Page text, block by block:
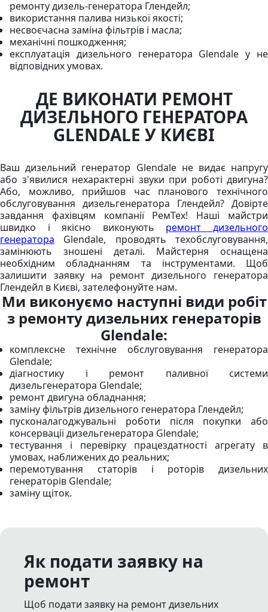
ремонту дизель-генератора Глендейл;
використання палива низької якості;
несвоєчасна заміна фільтрів і масла;
механічні пошкодження;
експлуатація дизельного генератора Glendale у не
відповідних умовах.
ДЕ ВИКОНАТИ РЕМОНТ
ДИЗЕЛЬНОГО ГЕНЕРАТОРА
GLENDALE У КИЄВІ
Ваш дизельний генератор Glendale не видає напругу
або з'явилися нехарактерні звуки при роботі двигуна?
Або, можливо, прийшов час планового технічного
обслуговування дизельгенератора Глендейл? Довірте
завдання фахівцям компанії РемТех! Наші майстри
швидко і якісно виконують ремонт дизельного
генератора Glendale, проводять техобслуговування,
замінюють зношені деталі. Майстерня оснащена
необхідним обладнанням та інструментами. Щоб
залишити заявку на ремонт дизельного генератора
Глендейл в Києві, зателефонуйте нам.
Ми виконуємо наступні види робіт
з ремонту дизельних генераторів
Glendale:
комплексне технічне обслуговування генератора
Glendale;
діагностику і ремонт паливної системи
дизельгенератора Glendale;
ремонт двигуна обладнання;
заміну фільтрів дизельного генератора Глендейл;
пусконалагоджувальні роботи після покупки або
консервації дизельгенератора Glendale;
тестування і перевірку працездатності агрегату в
умовах, наближених до реальних;
перемотування статорів і роторів дизельних
генераторів Glendale;
заміну щіток.
Як подати заявку на
ремонт
Щоб подати заявку на ремонт дизельних